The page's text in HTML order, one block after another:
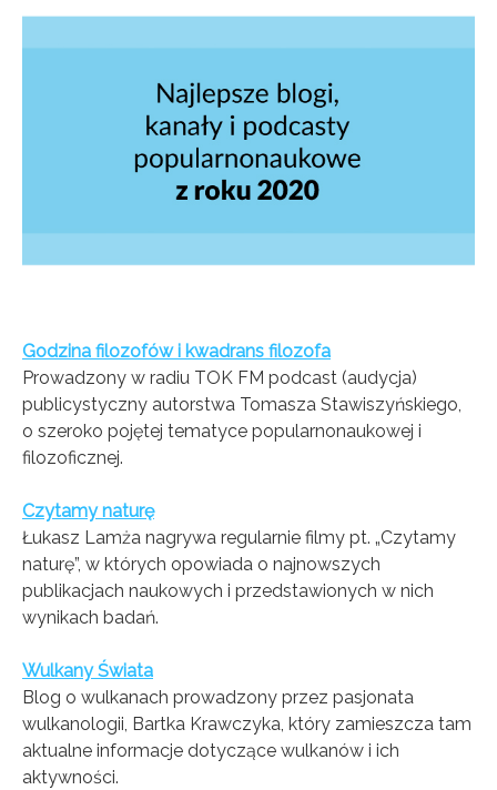
Godzina filozofów i kwadrans filozofa
Prowadzony w radiu TOK FM podcast (audycja)
publicystyczny autorstwa Tomasza Stawiszyńskiego,
o szeroko pojętej tematyce popularnonaukowej i
filozoficznej.
Czytamy naturę
Łukasz Lamża nagrywa regularnie filmy pt. „Czytamy
naturę”, w których opowiada o najnowszych
publikacjach naukowych i przedstawionych w nich
wynikach badań.
Wulkany Świata
Blog o wulkanach prowadzony przez pasjonata
wulkanologii, Bartka Krawczyka, który zamieszcza tam
aktualne informacje dotyczące wulkanów i ich
aktywności.